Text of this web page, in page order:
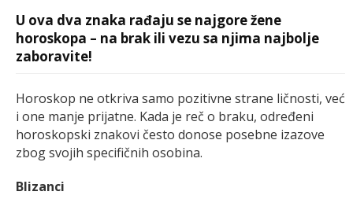
U ova dva znaka rađaju se najgore žene
horoskopa – na brak ili vezu sa njima najbolje
zaboravite!
Horoskop ne otkriva samo pozitivne strane ličnosti, već
i one manje prijatne. Kada je reč o braku, određeni
horoskopski znakovi često donose posebne izazove
zbog svojih specifičnih osobina.
Blizanci